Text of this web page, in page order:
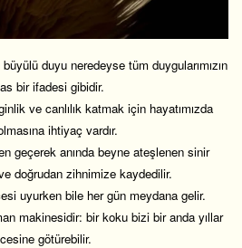
duyu neredeyse tüm duygularımızın
bir ifadesi gibidir.
ve canlılık katmak için hayatımızda
ihtiyaç vardır.
geçerek anında beyne ateşlenen sinir
doğrudan zihnimize kaydedilir.
uyurken bile her gün meydana gelir.
makinesidir: bir koku bizi bir anda yıllar
götürebilir.